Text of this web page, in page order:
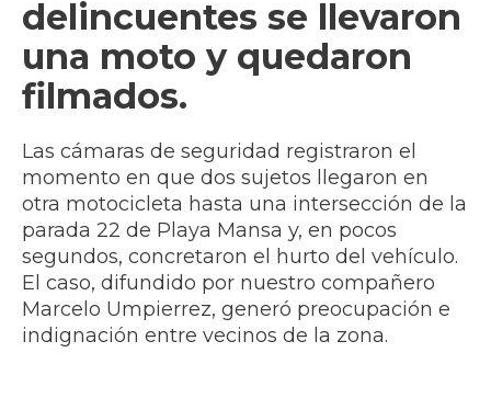
delincuentes se llevaron
una moto y quedaron
filmados.
Las cámaras de seguridad registraron el
momento en que dos sujetos llegaron en
otra motocicleta hasta una intersección de la
parada 22 de Playa Mansa y, en pocos
segundos, concretaron el hurto del vehículo.
El caso, difundido por nuestro compañero
Marcelo Umpierrez, generó preocupación e
indignación entre vecinos de la zona.